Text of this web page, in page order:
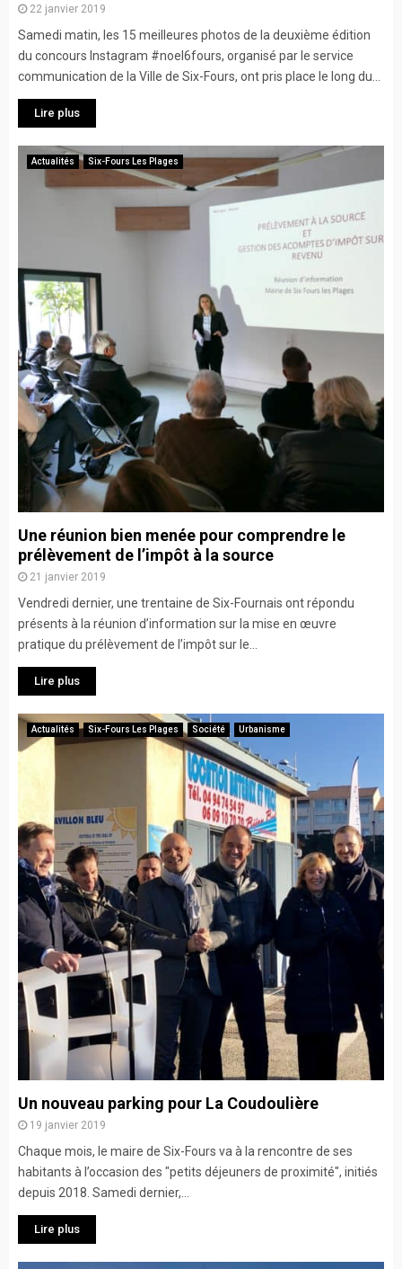
22 janvier 2019
Samedi matin, les 15 meilleures photos de la deuxième édition
du concours Instagram #noel6fours, organisé par le service
communication de la Ville de Six-Fours, ont pris place le long du...
Lire plus
Actualités Six-Fours Les Plages
Une réunion bien menée pour comprendre le
prélèvement de l’impôt à la source
21 janvier 2019
Vendredi dernier, une trentaine de Six-Fournais ont répondu
présents à la réunion d’information sur la mise en œuvre
pratique du prélèvement de l’impôt sur le...
Lire plus
Actualités Six-Fours Les Plages Société Urbanisme
Un nouveau parking pour La Coudoulière
19 janvier 2019
Chaque mois, le maire de Six-Fours va à la rencontre de ses
habitants à l’occasion des "petits déjeuners de proximité", initiés
depuis 2018. Samedi dernier,...
Lire plus